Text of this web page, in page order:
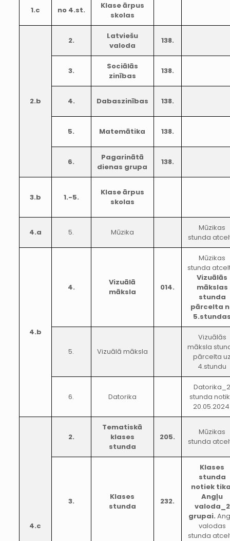
1.c no 4.st.
Klase ārpus
skolas
2.b
2.
Latviešu
valoda
138.
3.
Sociālās
zinības
138.
4. Dabaszinības 138.
5. Matemātika 138.
6.
Pagarinātā
dienas grupa
138.
3.b 1.-5.
Klase ārpus
skolas
4.a 5. Mūzika
Mūzikas
stunda
4.b
4.
Vizuālā
māksla
014.
Mūzikas
stunda
Vizuālās
mākslas
stunda
pārcelta
5. Vizuālā māksla
Vizuālās
māksla
pārcelta
4.stundu
6. Datorika
stunda
4.c
2.
Tematiskā
klases
stunda
205.
Mūzikas
stunda
3.
Klases
stunda
232.
Klases
stunda
notiek
Angļu
valoda_2
grupai.
valodas
stunda